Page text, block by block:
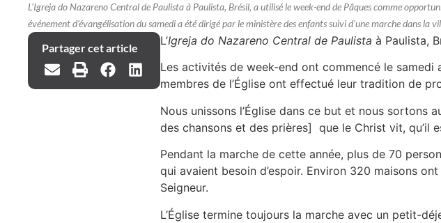
L'Igreja do Nazareno Central de Paulista à Paulista, Brésil, a utilisé le week-end de Pâques comme
événement d'évangélisation du samedi a été dirigé par le ministère des enfants suivi d'une marche dans la
Partager cet article
L’Igreja do Nazareno Central de Paulista à Paulista,
Les activités de week-end ont commencé le samedi
membres de l’Église ont effectué leur tradition de
Nous unissons l’Église dans ce but et nous sortons
des chansons et des prières] que le Christ vit, qu’il
Pendant la marche de cette année, plus de 70
qui avaient besoin d’espoir. Environ 320 maisons
Seigneur.
L’Église termine toujours la marche avec un petit-